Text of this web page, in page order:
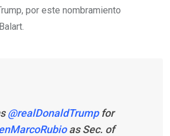
por este nombramiento
@realDonaldTrumpfor
as Sec. of